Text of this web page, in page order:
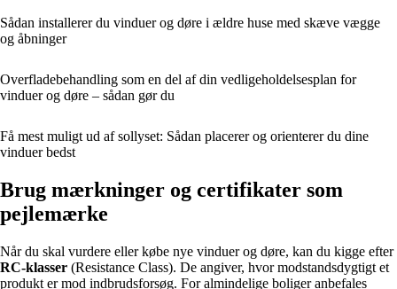
Sådan installerer du vinduer og døre i ældre huse med skæve vægge
og åbninger
Overfladebehandling som en del af din vedligeholdelsesplan for
vinduer og døre – sådan gør du
Få mest muligt ud af sollyset: Sådan placerer og orienterer du dine
vinduer bedst
Brug mærkninger og certifikater som
pejlemærke
Når du skal vurdere eller købe nye vinduer og døre, kan du kigge efter
RC-klasser (Resistance Class). De angiver, hvor modstandsdygtigt et
produkt er mod indbrudsforsøg. For almindelige boliger anbefales